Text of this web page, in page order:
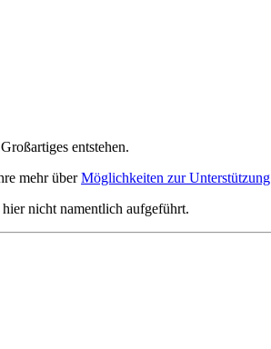
entstehen.
mehr überMöglichkeiten zur Unterstützung
nicht namentlich aufgeführt.